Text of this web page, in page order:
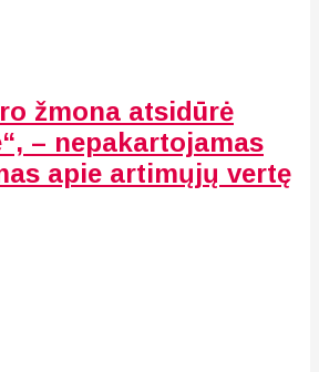
žmona atsidūrė
– nepakartojamas
apie artimųjų vertę